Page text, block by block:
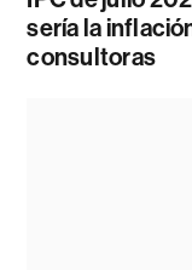
sería la
consultoras